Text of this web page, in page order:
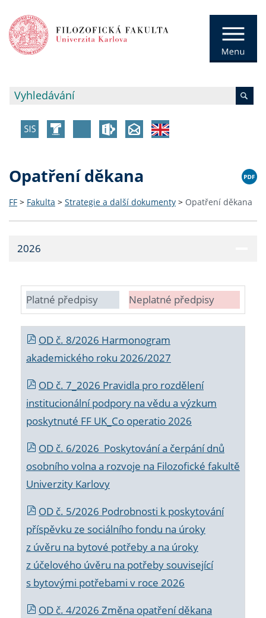
Opatření děkana
FF > Fakulta > Strategie a další dokumenty > Opatření děkana
2026
Platné předpisy Neplatné předpisy
OD č. 8/2026 Harmonogram
akademického roku 2026/2027
OD č. 7_2026 Pravidla pro rozdělení
institucionální podpory na vědu a výzkum
poskytnuté FF UK_Co operatio 2026
OD č. 6/2026 Poskytování a čerpání dnů
osobního volna a rozvoje na Filozofické fakultě
Univerzity Karlovy
OD č. 5/2026 Podrobnosti k poskytování
příspěvku ze sociálního fondu na úroky
z úvěru na bytové potřeby a na úroky
z účelového úvěru na potřeby související
s bytovými potřebami v roce 2026
OD č. 4/2026 Změna opatření děkana